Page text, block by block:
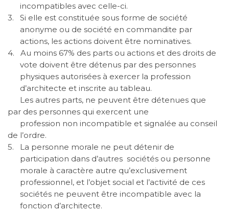
incompatibles avec celle-ci.
3.
Si elle est constituée sous forme de société
anonyme ou de société en commandite par
actions, les actions doivent être nominatives.
4.
Au moins 67% des parts ou actions et des droits de
vote doivent être détenus par des personnes
physiques autorisées à exercer la profession
d’architecte et inscrite au tableau.
Les autres parts, ne peuvent être détenues que
par des personnes qui exercent une
profession non incompatible et signalée au conseil
de l’ordre.
5.
La personne morale ne peut détenir de
participation dans d’autres sociétés ou personne
morale à caractère autre qu’exclusivement
professionnel, et l’objet social et l’activité de ces
sociétés ne peuvent être incompatible avec la
fonction d’architecte.